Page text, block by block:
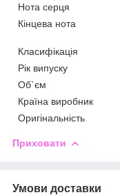
Нота серця
Кінцева нота
Класифікація
Рік випуску
Об`єм
Країна виробник
Оригінальність
Приховати
Умови доставки